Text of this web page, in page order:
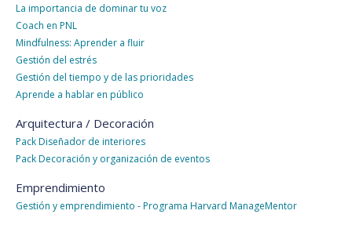
La importancia de dominar tu voz
Coach en PNL
Mindfulness: Aprender a fluir
Gestión del estrés
Gestión del tiempo y de las prioridades
Aprende a hablar en público
Arquitectura / Decoración
Pack Diseñador de interiores
Pack Decoración y organización de eventos
Emprendimiento
Gestión y emprendimiento - Programa Harvard ManageMentor